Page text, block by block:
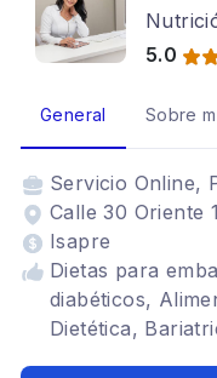
5.0
General Sobre
Servicio Online,
Calle 30 Oriente
Isapre
Dietas para
diabéticos,
Dietética,